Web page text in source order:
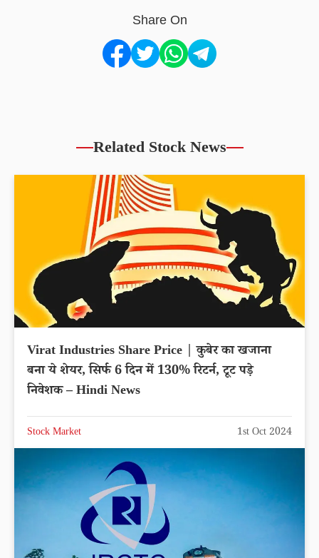
Share On
Related Stock News
Virat Industries Share Price | कुबेर का खजाना
बना ये शेयर, सिर्फ 6 दिन में 130% रिटर्न, टूट पड़े
निवेशक – Hindi News
Stock Market 1st Oct 2024